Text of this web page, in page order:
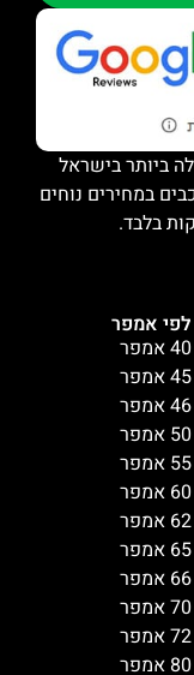
לפי אמפר
40 אמפר
45 אמפר
46 אמפר
50 אמפר
55 אמפר
60 אמפר
62 אמפר
65 אמפר
66 אמפר
70 אמפר
72 אמפר
80 אמפר
ביותר בישראל
במחירים נוחים